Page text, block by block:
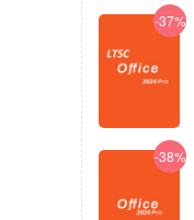
-37%
-38%